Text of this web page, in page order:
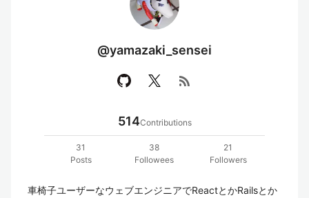
@yamazaki_sensei
rss_feed
514Contributions
31
Posts
38
Followees
21
Followers
車椅子ユーザーなウェブエンジニアでReactとかRailsとか